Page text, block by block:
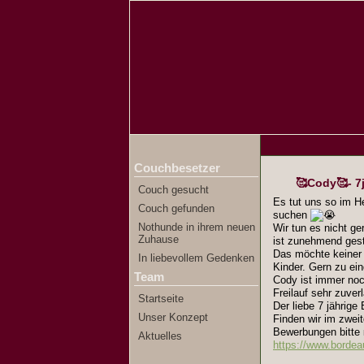
Couchbesetzer
Couch gesucht
Couch gefunden
Nothunde in ihrem neuen
Zuhause
In liebevollem Gedenken
Team
Startseite
Unser Konzept
Aktuelles
🥰Cody🥰-
Es tut uns so im
suchen
Wir tun es nicht
ist zunehmend
Das möchte keiner
Kinder. Gern zu
Cody ist immer
Freilauf sehr
Der liebe 7 jährige
Finden wir im
Bewerbungen bitte
https://